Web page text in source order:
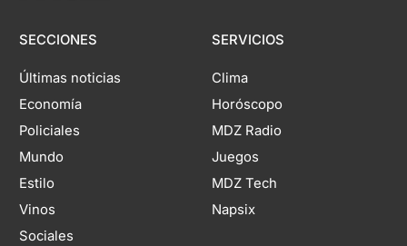
SECCIONES
Últimas noticias
Economía
Policiales
Mundo
Estilo
Vinos
Sociales
SERVICIOS
Clima
Horóscopo
MDZ Radio
Juegos
MDZ Tech
Napsix